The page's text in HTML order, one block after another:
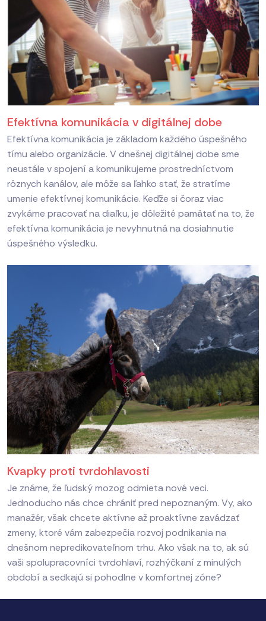
Efektívna komunikácia v digitálnej dobe
Efektívna komunikácia je základom každého úspešného
tímu alebo organizácie. V dnešnej digitálnej dobe sme
neustále v spojení a komunikujeme prostredníctvom
rôznych kanálov, ale môže sa ľahko stať, že stratíme
umenie efektívnej komunikácie. Keďže si čoraz viac
zvykáme pracovať na diaľku, je dôležité pamätať na to, že
efektívna komunikácia je nevyhnutná na dosiahnutie
úspešného výsledku.
Kvapky proti tvrdohlavosti
Je známe, že ľudský mozog odmieta nové veci.
Jednoducho nás chce chrániť pred nepoznaným. Vy, ako
manažér, však chcete aktívne až proaktívne zavádzať
zmeny, ktoré vám zabezpečia rozvoj podnikania na
dnešnom nepredikovateľnom trhu. Ako však na to, ak sú
vaši spolupracovníci tvrdohlaví, rozhýčkaní z minulých
období a sedkajú si pohodlne v komfortnej zóne?